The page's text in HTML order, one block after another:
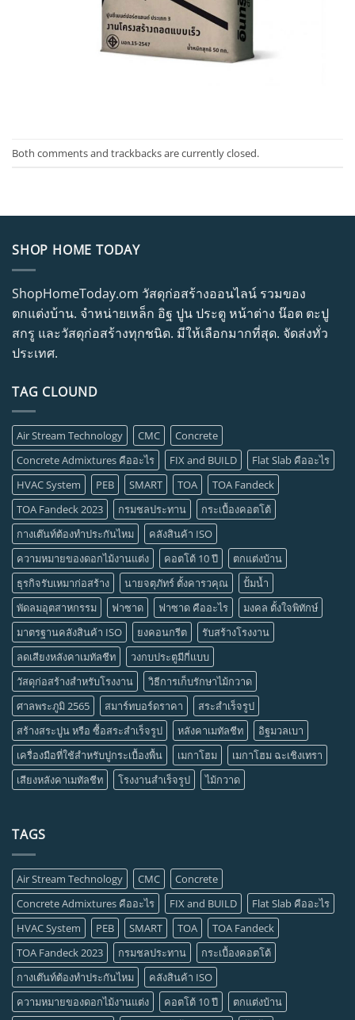
Both comments and trackbacks are currently closed.
SHOP HOME TODAY
ShopHomeToday.om วัสดุก่อสร้างออนไลน์ รวมของ
ตกแต่งบ้าน. จำหน่ายเหล็ก อิฐ ปูน ประตู หน้าต่าง น๊อต ตะปู
สกรู และวัสดุก่อสร้างทุกชนิด. มีให้เลือกมากที่สุด. จัดส่งทั่ว
ประเทศ.
TAG CLOUND
Air Stream Technology CMC
Concrete
Concrete Admixtures คืออะไร
FIX and BUILD
Flat Slab คืออะไร
HVAC System
PEB SMART TOA
TOA Fandeck
TOA Fandeck 2023
กรมชลประทาน
กระเบื้องคอตโต้
กางเต๊นท์ต้องทำประกันไหม
คลังสินค้า ISO
ความหมายของดอกไม้งานแต่ง
คอตโต้ 10 ปี
ตกแต่งบ้าน
ธุรกิจรับเหมาก่อสร้าง
นายจตุภัทร์ ตั้งคารวคุณ
ปั้มน้ำ
พัดลมอุตสาหกรรม
ฟาซาด ฟาซาด คืออะไร
มงคล ตั้งใจพิทักษ์
มาตรฐานคลังสินค้า ISO
ยงคอนกรีต
รับสร้างโรงงาน
ลดเสียงหลังคาเมทัลชีท
วงกบประตูมีกี่แบบ
วัสดุก่อสร้างสำหรับโรงงาน
วิธีการเก็บรักษาไม้กวาด
ศาลพระภูมิ 2565
สมาร์ทบอร์ดราคา
สระสำเร็จรูป
สร้างสระปูน หรือ ซื้อสระสำเร็จรูป
หลังคาเมทัลชีท
อิฐมวลเบา
เครื่องมือที่ใช้สำหรับปูกระเบื้องพื้น
เมกาโฮม
เมกาโฮม ฉะเชิงเทรา
เสียงหลังคาเมทัลชีท
โรงงานสำเร็จรูป ไม้กวาด
TAGS
Air Stream Technology CMC
Concrete
Concrete Admixtures คืออะไร
FIX and BUILD
Flat Slab คืออะไร
HVAC System
PEB SMART TOA
TOA Fandeck
TOA Fandeck 2023
กรมชลประทาน
กระเบื้องคอตโต้
กางเต๊นท์ต้องทำประกันไหม
คลังสินค้า ISO
ความหมายของดอกไม้งานแต่ง
คอตโต้ 10 ปี
ตกแต่งบ้าน